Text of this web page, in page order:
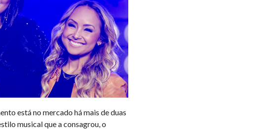
está no mercado há mais de duas
musical que a consagrou, o